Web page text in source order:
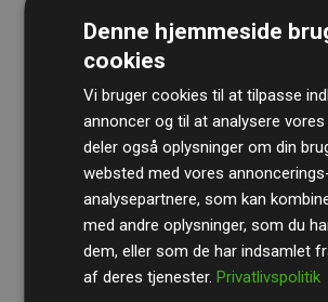
RevisionshusetBDOgennemgår
beregninger og metode for at sikre
og pålidelighed.
Deres revision dokumenterer, at vores
Denne hjemmeside
cookies
Vi bruger cookies til at tilpasse
annoncer og til at analysere vores
deler også oplysninger om din
websted med vores
analysepartnere, som kan
med andre oplysninger, som du
dem, eller som de har indsamlet
af deres tjenester.Privatlivspolitik